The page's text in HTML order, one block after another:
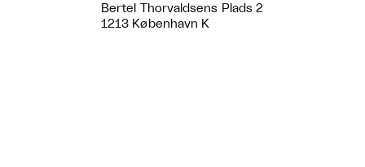
Bertel Thorvaldsens Plads 2
1213 København K